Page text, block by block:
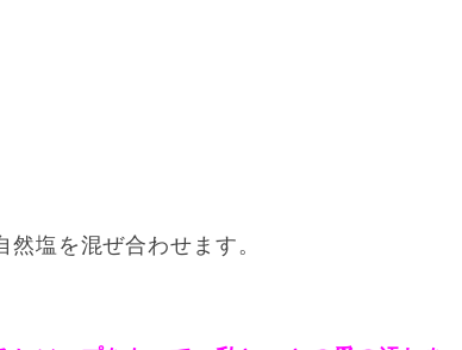
塩を混ぜ合わせます。